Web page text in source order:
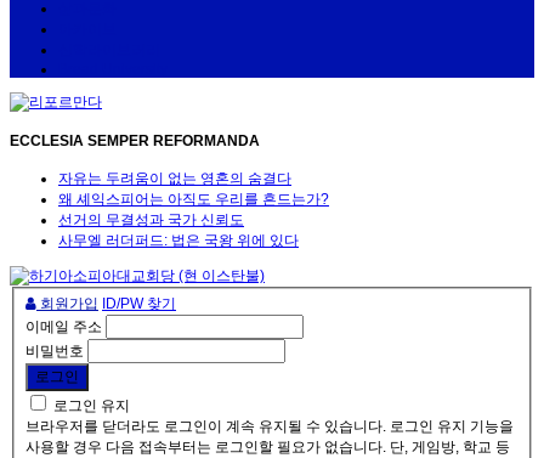
ECCLESIA SEMPER REFORMANDA
자유는 두려움이 없는 영혼의 숨결다
왜 셰익스피어는 아직도 우리를 흔드는가?
선거의 무결성과 국가 신뢰도
사무엘 러더퍼드: 법은 국왕 위에 있다
회원가입
ID/PW 찾기
이메일 주소
비밀번호
로그인 유지
브라우저를 닫더라도 로그인이 계속 유지될 수 있습니다. 로그인 유지 기능을
사용할 경우 다음 접속부터는 로그인할 필요가 없습니다. 단, 게임방, 학교 등